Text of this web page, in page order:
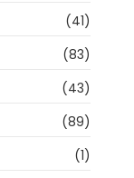
(41)
(83)
(43)
(89)
(1)